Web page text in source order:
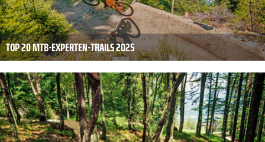
TOP 20 MTB-EXPERTEN-TRAILS 2025